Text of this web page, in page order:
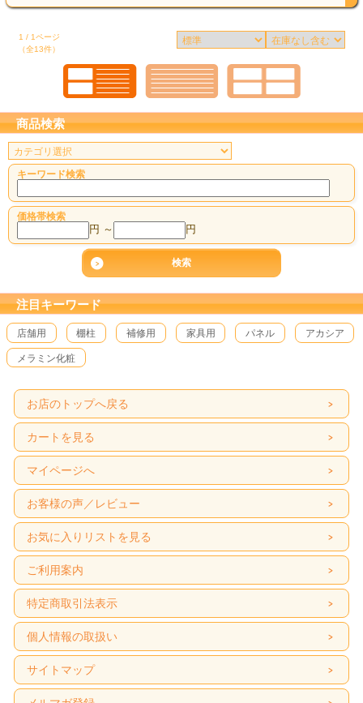
1 / 1ページ
（全13件）
商品検索
キーワード検索
価格帯検索
円 ～ 円
注目キーワード
店舗用 棚柱 補修用 家具用 パネル アカシア
メラミン化粧
お店のトップへ戻る
カートを見る
マイページへ
お客様の声／レビュー
お気に入りリストを見る
ご利用案内
特定商取引法表示
個人情報の取扱い
サイトマップ